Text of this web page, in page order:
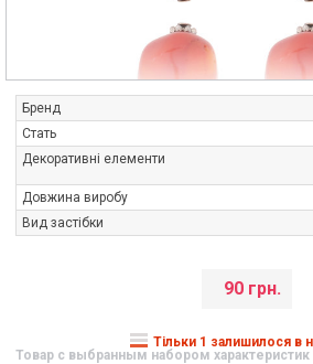
Бренд
Стать
Декоративні елементи
Довжина виробу
Вид застібки
90 грн.
Тільки 1 залишилося в
Товар с выбранным набором